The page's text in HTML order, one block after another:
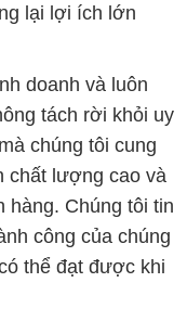
lại lợi ích lớn
doanh và luôn
tách rời khỏi uy
chúng tôi cung
chất lượng cao và
hàng. Chúng tôi tin
công của chúng
thể đạt được khi